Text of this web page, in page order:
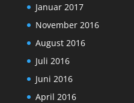
Januar 2017
November 2016
August 2016
Juli 2016
Juni 2016
April 2016